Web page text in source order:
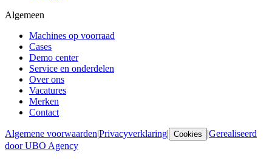
Algemeen
Machines op voorraad
Cases
Demo center
Service en onderdelen
Over ons
Vacatures
Merken
Contact
Algemene voorwaarden|Privacyverklaring| Cookies |Gerealiseerd
door UBO Agency